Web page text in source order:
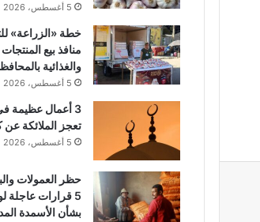
5 أغسطس، 2026
خطة «الزراعة»
منافذ بيع
والغذائية
5 أغسطس، 2026
3 أعمال عظيمة
تعجز الملائكة عن
5 أغسطس، 2026
حظر العمولات
5 قرارات عاجلة
بشأن الأسمدة